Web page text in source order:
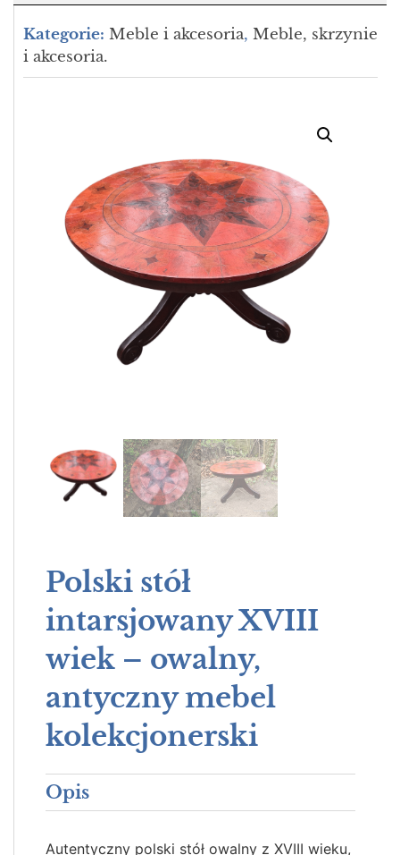
Kategorie: Meble i akcesoria, Meble, skrzynie
i akcesoria.
Polski stół
intarsjowany XVIII
wiek – owalny,
antyczny mebel
kolekcjonerski
Opis
Autentyczny polski stół owalny z XVIII wieku,